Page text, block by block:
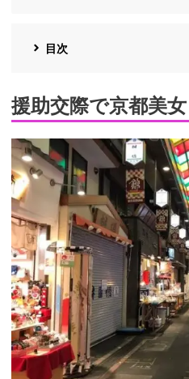
目次
援助交際で京都美